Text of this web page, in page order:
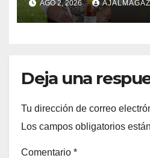
mujeres rurales
Centroamérica
AGO 2, 2026
Deja una
Tu dirección de correo
Los campos obligatorios
Comentario *